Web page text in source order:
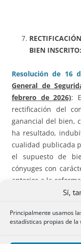
Sí,
Principalmente usamos
estadísticas propias de la
BIEN INSCRITO:
Resolución de 16
General de
febrero de 2026):
rectificación del
ganancial del bien,
ha resultado,
cualidad publicada
el supuesto de
cónyuges con
anterior a la
de 1978), o
julio de 2015,
acreditación para